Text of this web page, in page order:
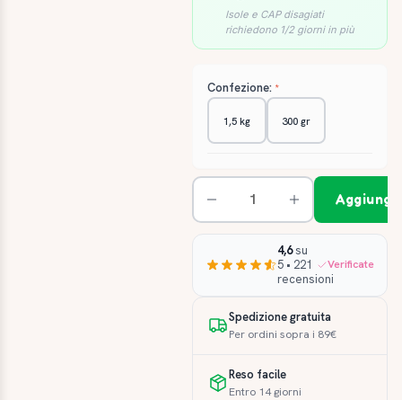
Isole e CAP disagiati
richiedono 1/2 giorni in più
Confezione:
1,5 kg 300 gr
4,6su
5 • 221
recensioni
Verificate
Spedizione gratuita
Per ordini sopra i 89€
Reso facile
Entro 14 giorni